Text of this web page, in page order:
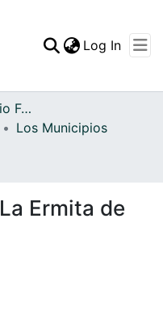
Statistics
Log In
Archivo del Patrimonio Fotográfico y Fílmico del Valle del Cauca
Los Municipios
Ermita de